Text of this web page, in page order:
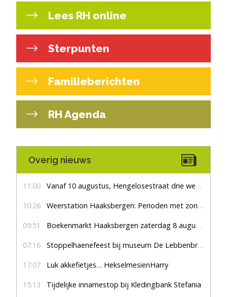
Lees RH online
Sterpunten
Familieberichten
RH Agenda
Overig nieuws
11:00 Vanaf 10 augustus, Hengelosestraat drie weken dicht voor doorgaand verkeer
10:26 Weerstation Haaksbergen: Perioden met zon en droog
09:51 Boekenmarkt Haaksbergen zaterdag 8 augustus, marktplein Haaksbergen
07:16 Stoppelhaenefeest bij museum De Lebbenbrugge
17:07 Luk akkefietjes… HekselmesienHarry
15:13 Tijdelijke innamestop bij Kledingbank Stefania